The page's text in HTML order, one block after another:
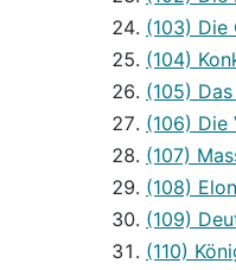
(103) Die
(104)
(105)
(106)
(107)
(108)
(109)
(110)